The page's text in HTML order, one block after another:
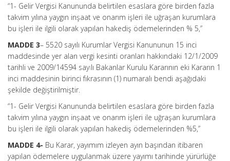
“1- Gelir Vergisi Kanununda belirtilen esaslara göre birden fazla
takvim yılına yaygın inşaat ve onarım işleri ile uğraşan kurumlara
bu işleri ile ilgili olarak yapılan hakediş ödemelerinden % 5,”
MADDE 3– 5520 sayılı Kurumlar Vergisi Kanununun 15 inci
maddesinde yer alan vergi kesinti oranları hakkındaki 12/1/2009
tarihli ve 2009/14594 sayılı Bakanlar Kurulu Kararının eki Kararın 1
inci maddesinin birinci fıkrasının (1) numaralı bendi aşağıdaki
şekilde değiştirilmiştir.
“1- Gelir Vergisi Kanununda belirtilen esaslara göre birden fazla
takvim yılına yaygın inşaat ve onarım işleri ile uğraşan kurumlara
bu işleri ile ilgili olarak yapılan hakediş ödemelerinden %5,”
MADDE 4- Bu Karar, yayımım izleyen ayın başından itibaren
yapılan ödemelere uygulanmak üzere yayımı tarihinde yürürlüğe